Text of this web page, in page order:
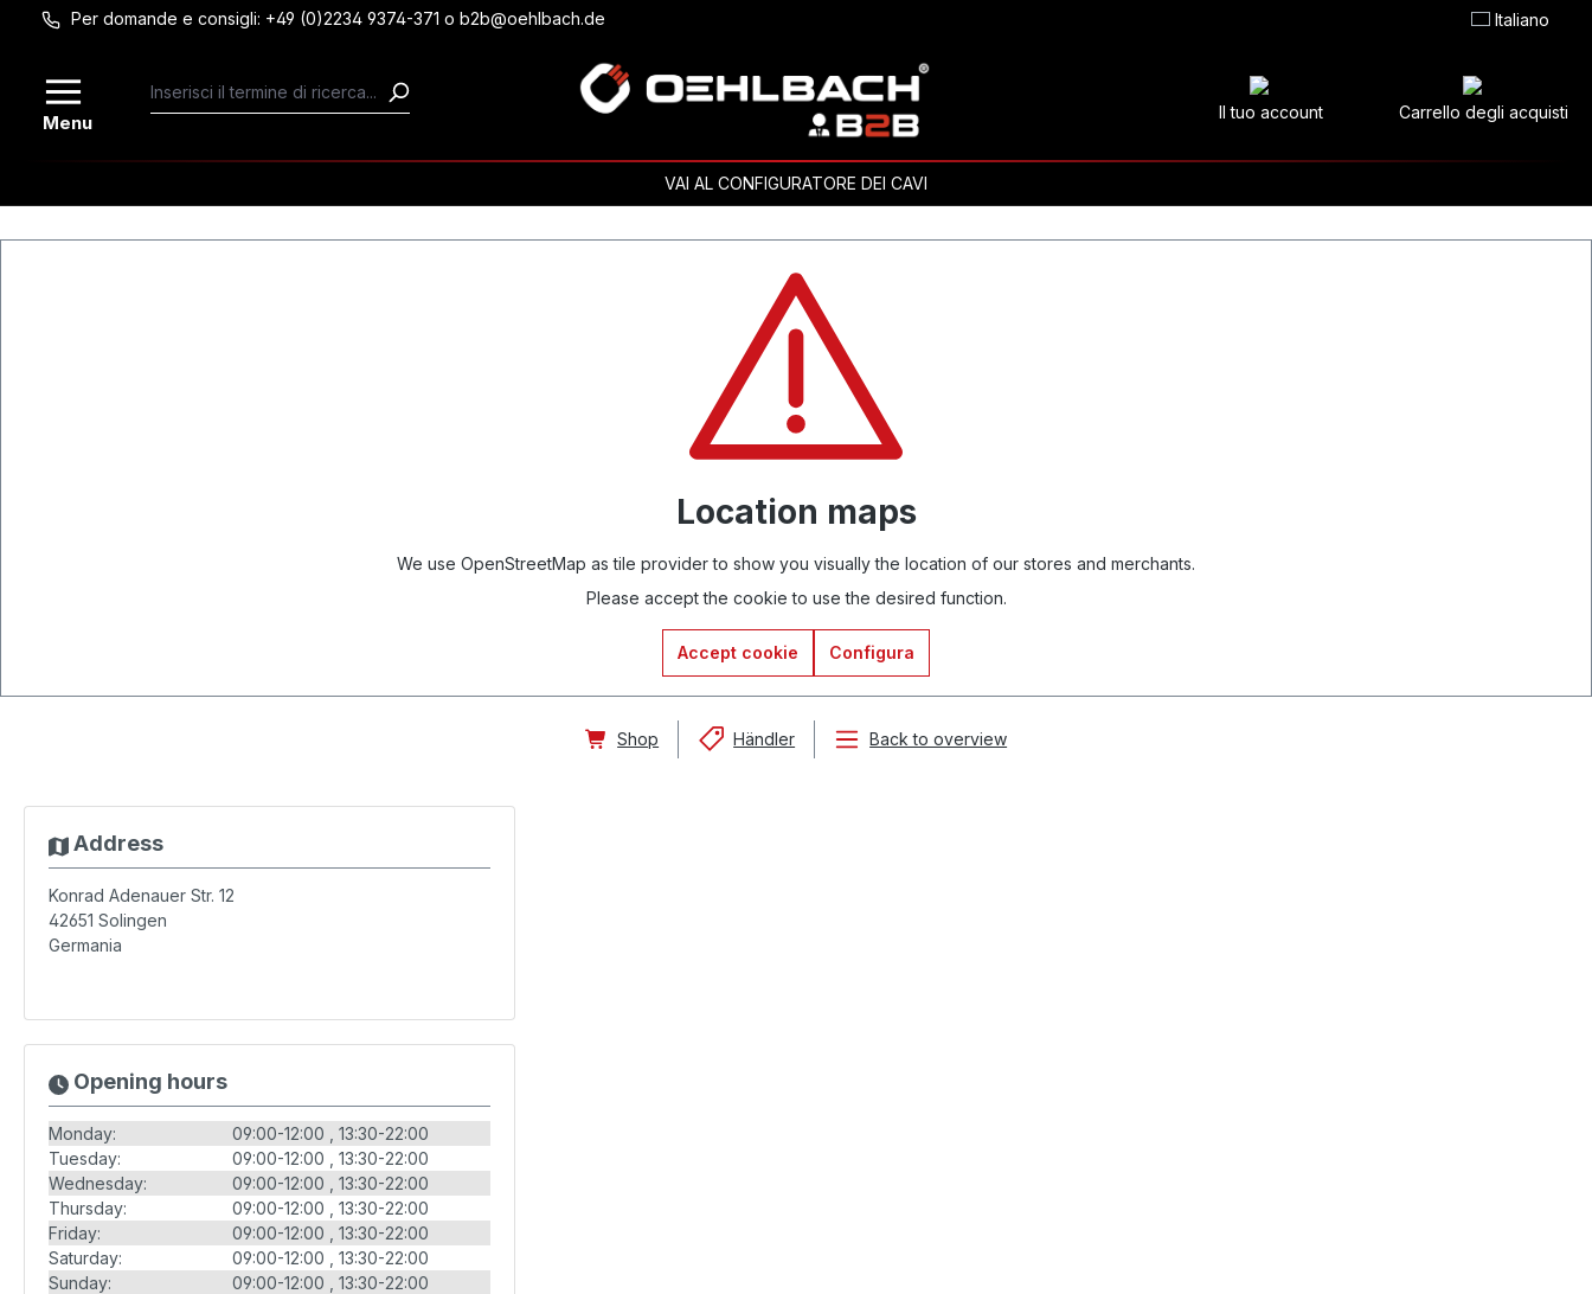
Passa al contenuto principale
Per domande e consigli: +49 (0)2234 9374-371 o b2b@oehlbach.de Italiano
Menu Il tuo account Carrello degli acquisti
VAI AL CONFIGURATORE DEI CAVI
Location maps
We use OpenStreetMap as tile provider to show you visually the location of our stores and merchants.
Please accept the cookie to use the desired function.
Accept cookie Configura
Shop Händler Back to overview
Address
Konrad Adenauer Str. 12
42651 Solingen
Germania
Opening hours
Monday: 09:00-12:00
13:30-22:00
Tuesday:
09:00-12:00
13:30-22:00
Wednesday:
09:00-12:00
13:30-22:00
Thursday:
09:00-12:00
13:30-22:00
Friday:
09:00-12:00
13:30-22:00
Saturday:
09:00-12:00
13:30-22:00
Sunday:
09:00-12:00 13:30-22:00